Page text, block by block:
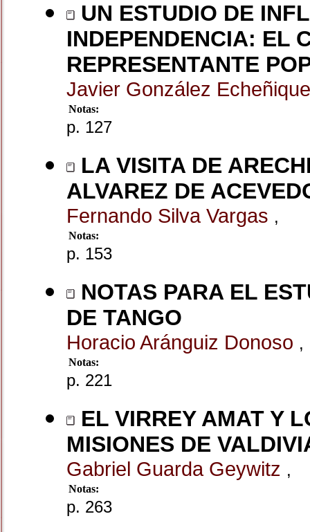
UN ESTUDIO DE
INDEPENDENCIA: EL
REPRESENTANTE
Javier González
Notas:
p. 127
LA VISITA DE
ALVAREZ DE
Fernando Silva Vargas ,
Notas:
p. 153
NOTAS PARA EL
DE TANGO
Horacio Aránguiz Donoso ,
Notas:
p. 221
EL VIRREY AMAT Y
MISIONES DE
Gabriel Guarda Geywitz ,
Notas:
p. 263